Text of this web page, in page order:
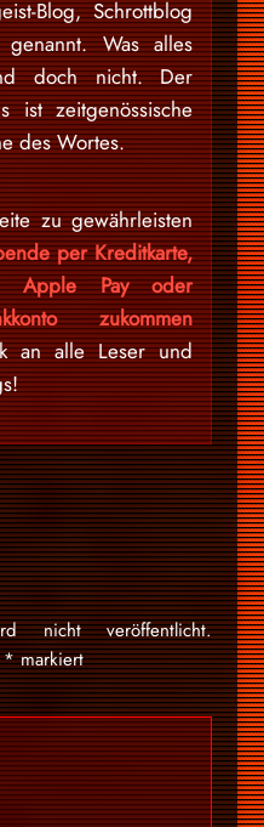
Blog, Schrottblog
Was alles
doch nicht. Der
ist zeitgenössische
des Wortes.
zu gewährleisten
per Kreditkarte,
Apple Pay oder
zukommen
an alle Leser und
nicht veröffentlicht.
*markiert